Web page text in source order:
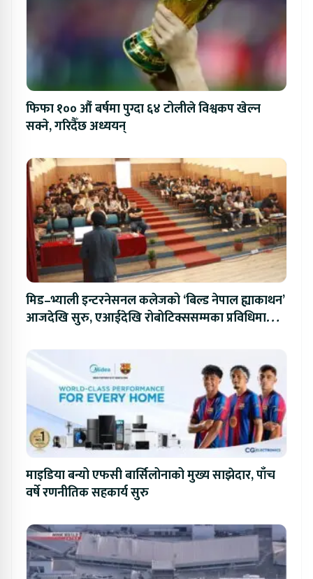
फिफा १०० औं बर्षमा पुग्दा ६४ टोलीले विश्वकप खेल्न
सक्ने, गरिदैँछ अध्ययन्
मिड–भ्याली इन्टरनेसनल कलेजको ‘बिल्ड नेपाल ह्याकाथन’
आजदेखि सुरु, एआईदेखि रोबोटिक्ससम्मका प्रविधिमा
माइडिया बन्यो एफसी बार्सिलोनाको मुख्य साझेदार, पाँच
वर्षे रणनीतिक सहकार्य सुरु